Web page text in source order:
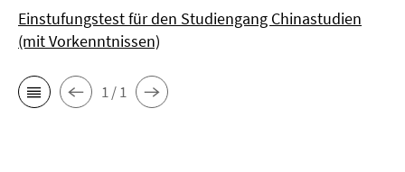
Einstufungstest für den Studiengang Chinastudien
(mit Vorkenntnissen)
1 / 1